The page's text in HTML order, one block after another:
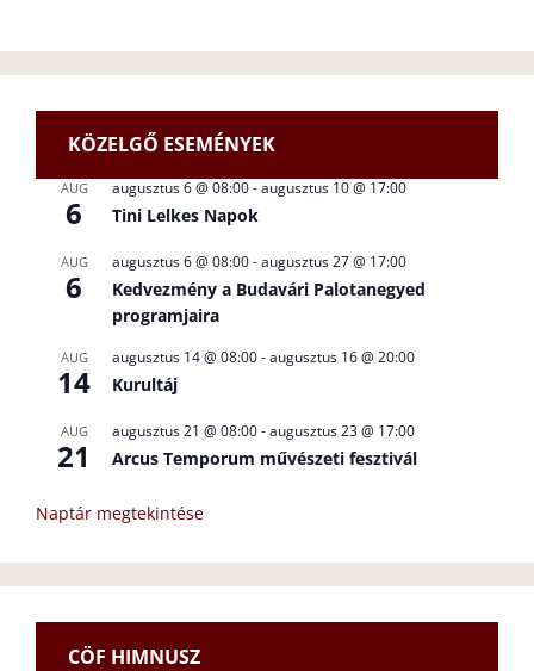
KÖZELGŐ ESEMÉNYEK
AUG
6
augusztus 6 @ 08:00-augusztus 10 @ 17:00
Tini Lelkes Napok
AUG
6
augusztus 6 @ 08:00-augusztus 27 @ 17:00
Kedvezmény a Budavári Palotanegyed
programjaira
AUG
14
augusztus 14 @ 08:00-augusztus 16 @ 20:00
Kurultáj
AUG
21
augusztus 21 @ 08:00-augusztus 23 @ 17:00
Arcus Temporum művészeti fesztivál
Naptár megtekintése
CÖF HIMNUSZ